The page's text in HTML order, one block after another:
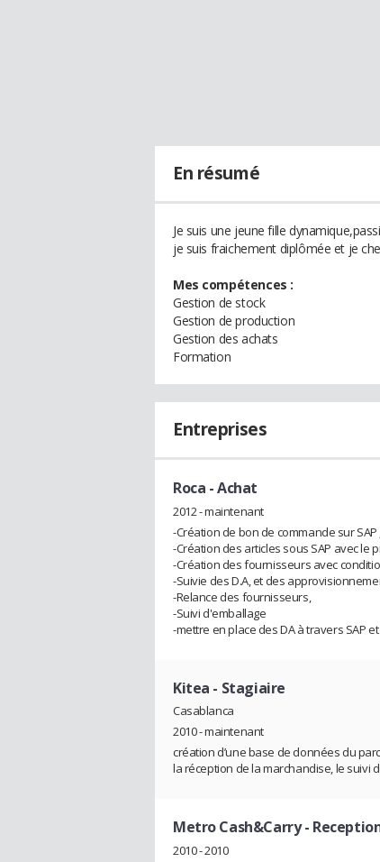
En résumé
Je suis une jeune fille
je suis fraichement diplômée et je
Mes compétences :
Gestion de stock
Gestion de production
Gestion des achats
Formation
Entreprises
Roca - Achat
2012 - maintenant
-Création de bon de commande sur
-Création des articles sous SAP avec le
-Création des fournisseurs avec
-Suivie des D.A, et des
-Relance des fournisseurs,
-Suivi d'emballage
-mettre en place des DA à travers SAP
Kitea - Stagiaire
Casablanca
2010 - maintenant
création d’une base de données du
la réception de la marchandise, le
Metro Cash&Carry-
2010 - 2010